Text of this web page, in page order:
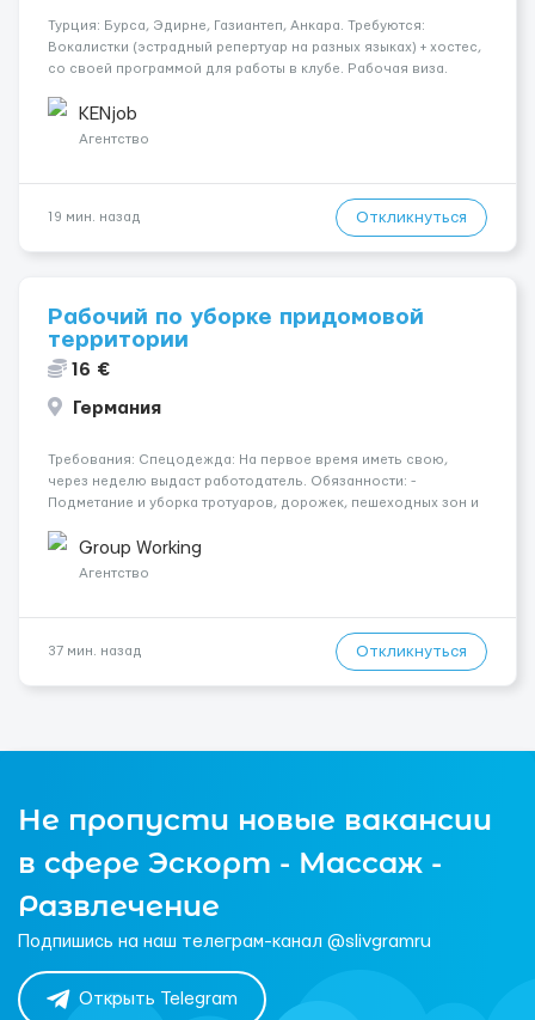
Турция: Бурса, Эдирне, Газиантеп, Анкара. Требуются:
Вокалистки (эстрадный репертуар на разных языках) + хостеc,
со своей программой для работы в клубе. Рабочая виза.
одного до трех месяцев. Мед. страховка. Высокая зарплат...
KENjob
Агентство
19 мин. назад Откликнуться
Рабочий по уборке придомовой
территории
16 €
Германия
Требования: Спецодежда: На первое время иметь свою,
через неделю выдаст работодатель. Обязанности: -
Подметание и уборка тротуаров, дорожек, пешеходных зон и
территории двора; - Уборка листвы, веток, бытовых отходов,
снега и грязи; ...
Group Working
Агентство
37 мин. назад Откликнуться
Не пропусти новые вакансии
в сфере Эскорт - Массаж -
Развлечение
Подпишись на наш телеграм-канал @slivgramru
Открыть Telegram